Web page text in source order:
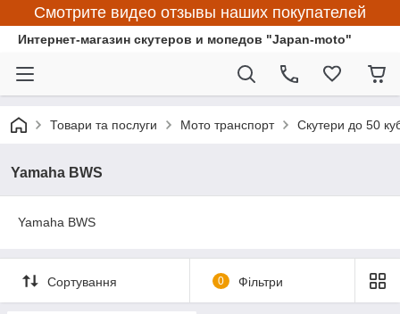
Смотрите видео отзывы наших покупателей
Интернет-магазин скутеров и мопедов "Japan-moto"
Товари та послуги Мото транспорт Скутери до 50
Yamaha BWS
Yamaha BWS
Сортування 0 Фільтри